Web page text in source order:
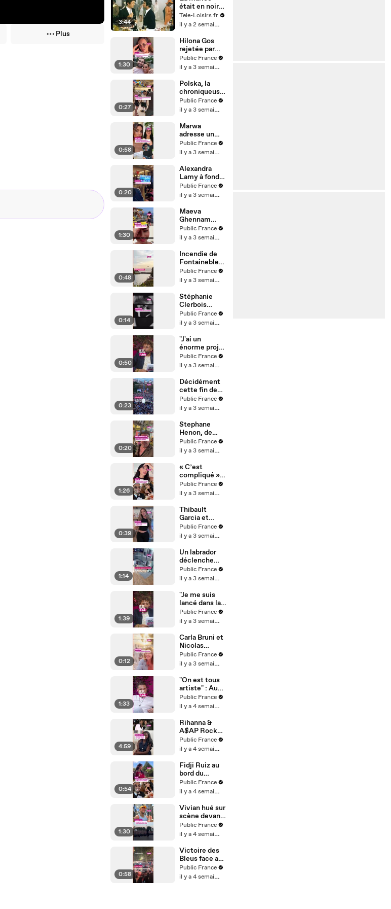
Plus
3:44
était en noir
(bande-
annonce)
Tele-Loisirs.fr
il y a 2 semaines
1:30
Hilona Gos
rejetée par
son ex,
l’influenceuse
Public France
il y a 3 semaines
0:27
Polska, la
chroniqueuse
de TBT9,
semble avoir
demande en
mariage de
son ami
créateur de
contenu Anis
Public France
il y a 3 semaines
0:58
Marwa
adresse un
nouveau tacle
à Rym ? Leur
Queijo s’en
mêle !
Public France
il y a 3 semaines
0:20
Alexandra
Lamy à fond
durant le
match des
Public France
il y a 3 semaines
1:30
Maeva
Ghennam
arrêtée par la
police en
l’influenceuse
raconte sa
mésaventure
Public France
il y a 3 semaines
0:48
Incendie de
Fontainebleau
: Une scène
insolite aux
Paris !
Public France
il y a 3 semaines
0:14
Stéphanie
Clerbois
dévoile les
coulisses de
accouchemen
t
Public France
il y a 3 semaines
0:50
"J'ai un
énorme projet
avec Will
Smith" : Au
Karim
Sebbouh,
Richard
Orlinski dit
tout au Public
Public France
il y a 3 semaines
0:23
Décidément
cette fin de
Coupe du
Monde est
Public France
il y a 3 semaines
0:20
Stephane
Henon, de
Plus belle la
vie, n'est pas
Public France
il y a 3 semaines
1:26
« C’est
compliqué » :
Fidji et Anas
réagissent aux
rupture
Public France
il y a 3 semaines
0:39
Thibault
Garcia et
Jessica
Thivenin : un
chapitre
s'ouvre
Public France
il y a 3 semaines
1:14
Un labrador
déclenche
accidentelle
ment un
Public France
il y a 3 semaines
1:39
"Je me suis
lancé dans la
sculpture
après un burn-
micro de
Karim
Sebbouh,
Richard
Orlinski dit
tout au Public
Public France
il y a 3 semaines
0:12
Carla Bruni et
Nicolas
Sarkozy
complices
premier jour
Public France
il y a 3 semaines
1:33
"On est tous
artiste" : Au
micro de
Karim
Richard
Orlinski dit
tout au Public
Public France
il y a 4 semaines
4:59
Rihanna &
A$AP Rocky :
Aïssa
Moments
relation…
Couple
toxique ?
Rihanna
serait-elle
malheureuse
?
Public France
il y a 4 semaines
0:54
Fidji Ruiz au
bord du
divorce ?
L’influenceus
nouvelles
confidences
Public France
il y a 4 semaines
1:30
Vivian hué sur
scène devant
4000
personnes,
réagit
Public France
il y a 4 semaines
0:58
Victoire des
Bleus face au
Maroc (2-0) :
la France se
Public France
il y a 4 semaines